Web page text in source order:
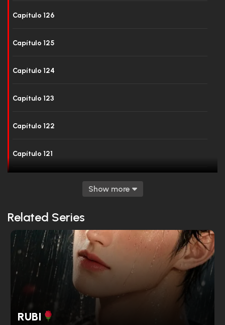
Capítulo 126
Capítulo 125
Capítulo 124
Capítulo 123
Capítulo 122
Capítulo 121
Capítulo 118
Capítulo 117
Capítulo 116
Capítulo 115
Show more
Related Series
RUBI